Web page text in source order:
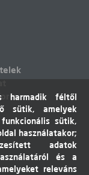
harmadik féltől
sütik, amelyek
sütik,
használatakor;
adatok
és a
releváns